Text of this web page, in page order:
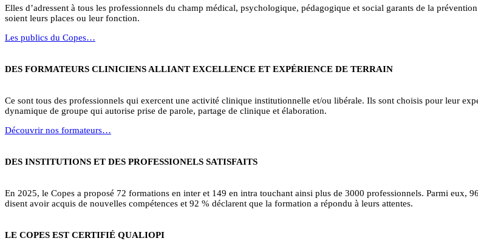
Elles d’adressent à tous les professionnels du champ médical, psychologique, pédagogique et social garants de la
soient leurs places ou leur fonction.
Les publics du Copes…
DES FORMATEURS CLINICIENS ALLIANT EXCELLENCE ET EXPÉRIENCE DE TERRAIN
Ce sont tous des professionnels qui exercent une activité clinique institutionnelle et/ou libérale. Ils sont choisis pour leur
dynamique de groupe qui autorise prise de parole, partage de clinique et élaboration.
Découvrir nos formateurs…
DES INSTITUTIONS ET DES PROFESSIONELS SATISFAITS
En 2025, le Copes a proposé 72 formations en inter et 149 en intra touchant ainsi plus de 3000 professionnels. Parmi eux,
disent avoir acquis de nouvelles compétences et 92 % déclarent que la formation a répondu à leurs attentes.
LE COPES EST CERTIFIÉ QUALIOPI